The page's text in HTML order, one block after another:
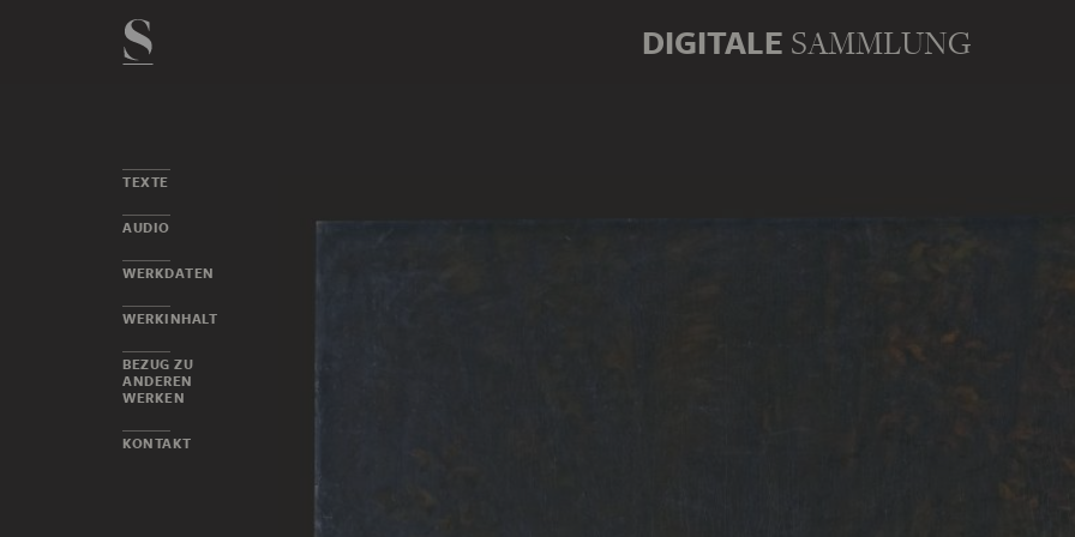
DIGITALE SAMMLUNG
TEXTE
AUDIO
WERKDATEN
WERKINHALT
BEZUG ZU
ANDEREN
WERKEN
KONTAKT